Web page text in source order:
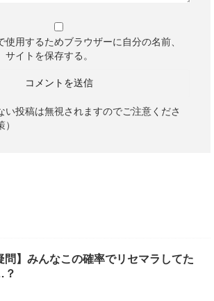
使用するためブラウザーに自分の名前、
サイトを保存する。
い投稿は無視されますのでご注意くださ
問】みんなこの確率でリセマラしてた